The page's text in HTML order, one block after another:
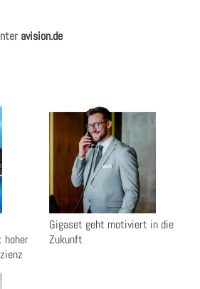
avision.de
hoher
Gigaset geht motiviert in die
Zukunft